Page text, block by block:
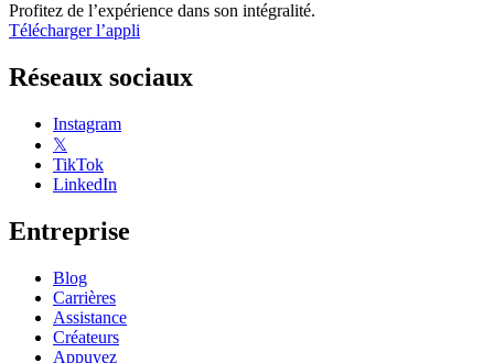
Profitez de l’expérience dans son intégralité.
Télécharger l’appli
Réseaux sociaux
Instagram
𝕏
TikTok
LinkedIn
Entreprise
Blog
Carrières
Assistance
Créateurs
Appuyez